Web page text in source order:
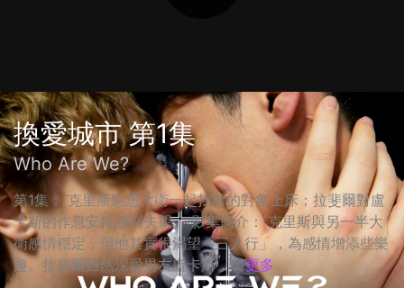
換愛城市 第1集
Who Are We?
第1集： 克里斯慫恿大衛一起找新的對象上床；拉斐爾對盧
卡斯的作息安排感到失望。 影集簡介： 克里斯與另一半大
衛感情穩定，但他其實很渴望「三人行」，為感情增添些樂
趣。拉斐爾雖然深愛男友盧卡斯，... 更多